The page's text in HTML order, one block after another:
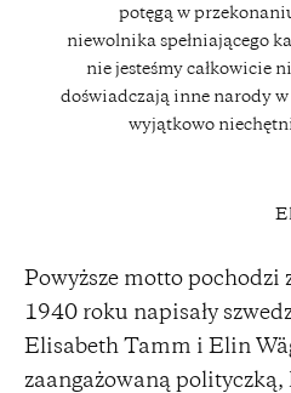
potęgą w
niewolnika spełniającego
nie jesteśmy całkowicie
doświadczają inne narody
wyjątkowo
Powyższe motto pochodzi
1940 roku napisały
Elisabeth Tamm i Elin
zaangażowaną polityczką,